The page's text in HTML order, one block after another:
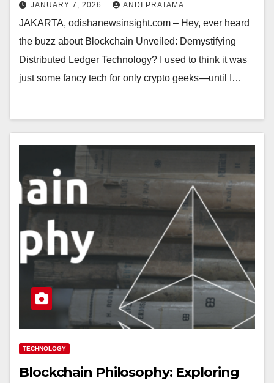
JANUARY 7, 2026 ANDI PRATAMA
JAKARTA, odishanewsinsight.com – Hey, ever heard
the buzz about Blockchain Unveiled: Demystifying
Distributed Ledger Technology? I used to think it was
just some fancy tech for only crypto geeks—until I…
TECHNOLOGY
Blockchain Philosophy: Exploring